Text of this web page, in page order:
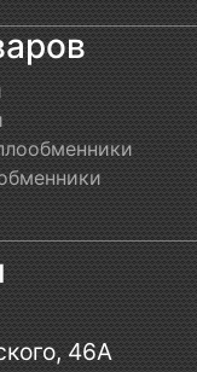
46А